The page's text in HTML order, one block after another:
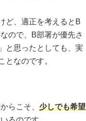
ど、適正を考えるとB
ので、B部署が優先さ
と思ったとしても、実
となのです。
らこそ、 少しでも希望